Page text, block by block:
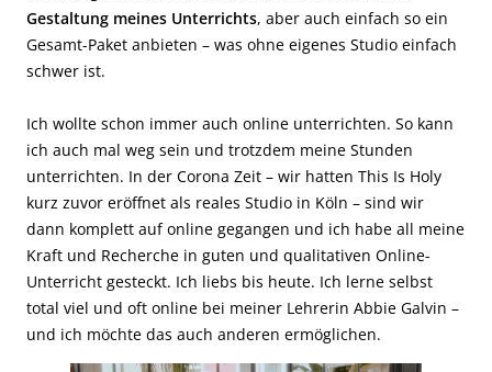
Gestaltung meines Unterrichts, aber auch einfach so ein
Gesamt-Paket anbieten – was ohne eigenes Studio einfach
schwer ist.
Ich wollte schon immer auch online unterrichten. So kann
ich auch mal weg sein und trotzdem meine Stunden
unterrichten. In der Corona Zeit – wir hatten This Is Holy
kurz zuvor eröffnet als reales Studio in Köln – sind wir
dann komplett auf online gegangen und ich habe all meine
Kraft und Recherche in guten und qualitativen Online-
Unterricht gesteckt. Ich liebs bis heute. Ich lerne selbst
total viel und oft online bei meiner Lehrerin Abbie Galvin –
und ich möchte das auch anderen ermöglichen.